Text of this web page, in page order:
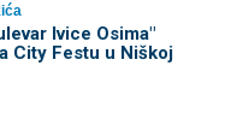
Ivice Osima"
City Festu u Niškoj